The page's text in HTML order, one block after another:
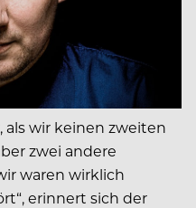
wir keinen zweiten
zwei andere
waren wirklich
erinnert sich der